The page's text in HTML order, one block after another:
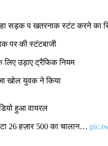
सड़क प खतरनाक स्टंट करने का
पर की स्टंटबाजी
लिए उड़ाए ट्रैफिक नियम
खोल युवक ने किया
हुआ वायरल
26 हज़ार 500 का चालान…